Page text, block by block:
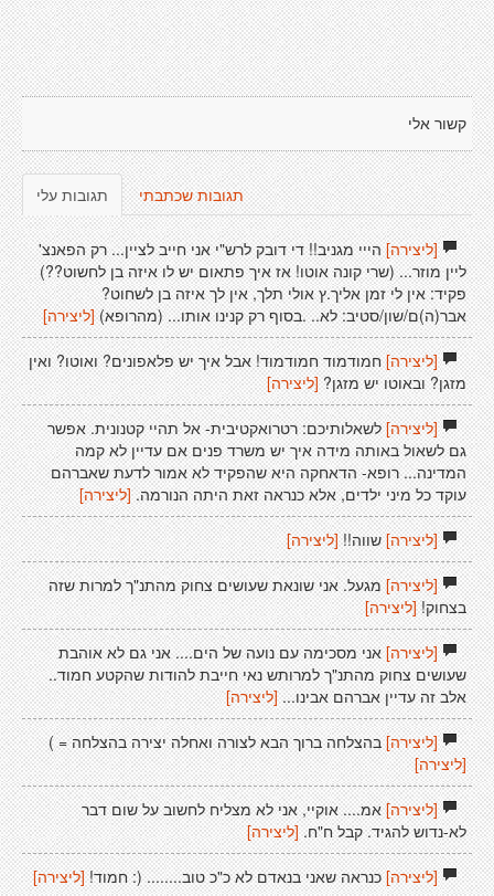
קשור אלי
תגובות עלי תגובות שכתבתי
[ליצירה]הייי מגניב!! די דובק לרש"י אני חייב לציין... רק הפאנצ'
ליין מוזר... (שרי קונה אוטו! אז איך פתאום יש לו איזה בן לחשוט??)
פקיד: אין לי זמן אליך.ץ אולי תלך, אין לך איזה בן לשחוט?
אבר(ה)ם/שון/סטיב: לא.. .בסוף רק קנינו אותו... (מהרופא) [ליצירה]
[ליצירה]חמודמוד חמודמוד! אבל איך יש פלאפונים? ואוטו? ואין
מזגן? ובאוטו יש מזגן? [ליצירה]
[ליצירה]לשאלותיכם: רטרואקטיבית- אל תהיי קטנונית. אפשר
גם לשאול באותה מידה איך יש משרד פנים אם עדיין לא קמה
המדינה... רופא- הדאחקה היא שהפקיד לא אמור לדעת שאברהם
עוקד כל מיני ילדים, אלא כנראה זאת היתה הנורמה. [ליצירה]
[ליצירה]שווה!![ליצירה]
[ליצירה]מגעל. אני שונאת שעושים צחוק מהתנ"ך למרות שזה
בצחוק![ליצירה]
[ליצירה]אני מסכימה עם נועה של הים.... אני גם לא אוהבת
שעושים צחוק מהתנ"ך למרותש נאי חייבת להודות שהקטע חמוד..
אלב זה עדיין אברהם אבינו...[ליצירה]
[ליצירה]בהצלחה ברוך הבא לצורה ואחלה יצירה בהצלחה = )
[ליצירה]
[ליצירה]אמ.... אוקיי, אני לא מצליח לחשוב על שום דבר
לא-נדוש להגיד. קבל ח"ח. [ליצירה]
[ליצירה]כנראה שאני בנאדם לא כ"כ טוב........ (: חמוד! [ליצירה]